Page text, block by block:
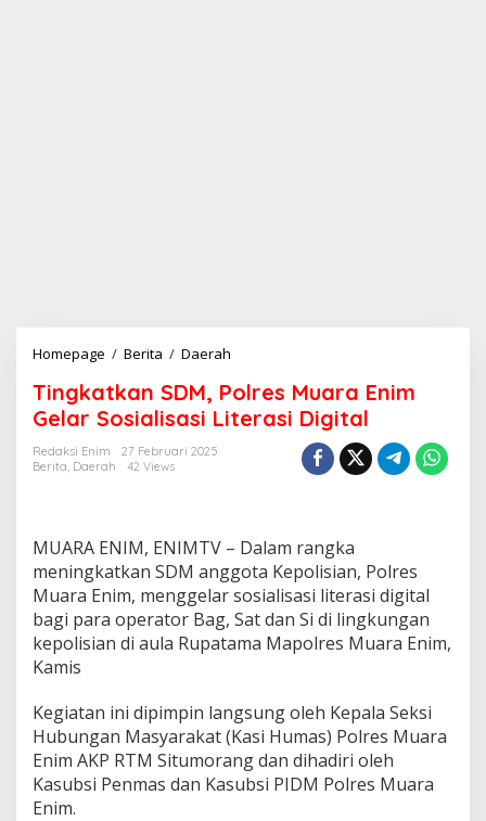
Homepage / Berita / Daerah
n
g
k
S
D
M
,
P
o
e
s
M
u
a
Tingkatkan SDM, Polres Muara Enim
Gelar Sosialisasi Literasi Digital
Redaksi Enim
27 Februari 2025
Berita, Daerah 42 Views
MUARA ENIM, ENIMTV – Dalam rangka
meningkatkan SDM anggota Kepolisian, Polres
Muara Enim, menggelar sosialisasi literasi digital
bagi para operator Bag, Sat dan Si di lingkungan
kepolisian di aula Rupatama Mapolres Muara Enim,
Kamis
Kegiatan ini dipimpin langsung oleh Kepala Seksi
Hubungan Masyarakat (Kasi Humas) Polres Muara
Enim AKP RTM Situmorang dan dihadiri oleh
Kasubsi Penmas dan Kasubsi PIDM Polres Muara
Enim.